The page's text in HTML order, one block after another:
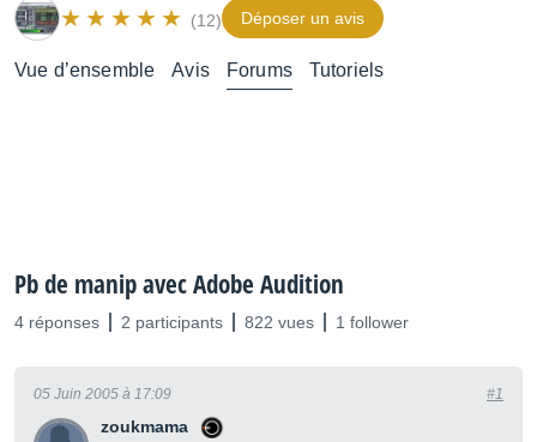
(12) Déposer un avis
Vue d’ensemble Avis Forums Tutoriels
Pb de manip avec Adobe Audition
4 réponses 2 participants 822 vues 1 follower
zoukmama
05 Juin 2005 à 17:09 #1